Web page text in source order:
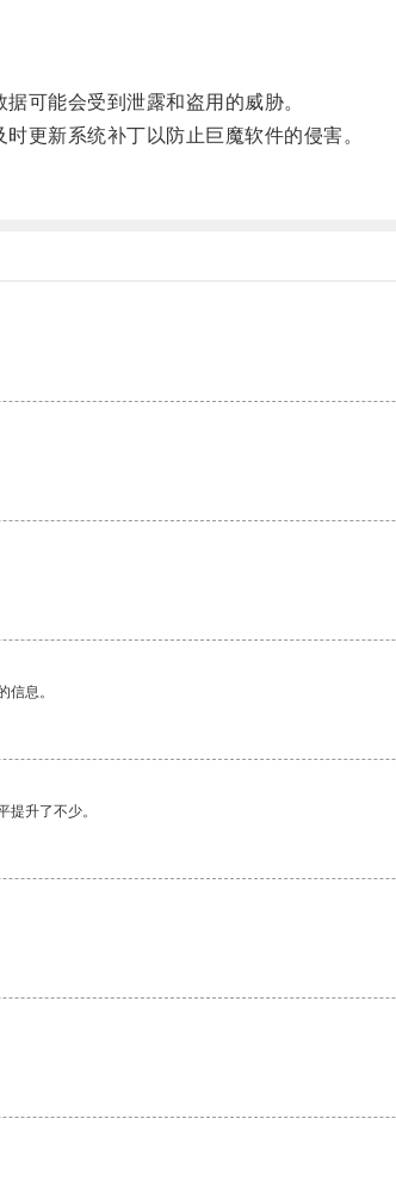
可能会受到泄露和盗用的威胁。
更新系统补丁以防止巨魔软件的侵害。
息。
升了不少。